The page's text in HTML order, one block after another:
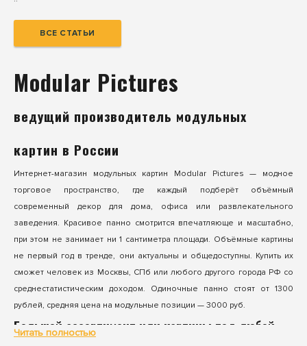
ВСЕ СТАТЬИ
Modular Pictures
ведущий производитель модульных
картин в России
Интернет-магазин модульных картин Modular Pictures — модное
торговое пространство, где каждый подберёт объёмный
современный декор для дома, офиса или развлекательного
заведения. Красивое панно смотрится впечатляюще и масштабно,
при этом не занимает ни 1 сантиметра площади. Объёмные картины
не первый год в тренде, они актуальны и общедоступны. Купить их
сможет человек из Москвы, СПб или любого другого города РФ со
среднестатистическим доходом. Одиночные панно стоят от 1300
рублей, средняя цена на модульные позиции — 3000 руб.
Большой ассортимент или картины под любой
Читать полностью